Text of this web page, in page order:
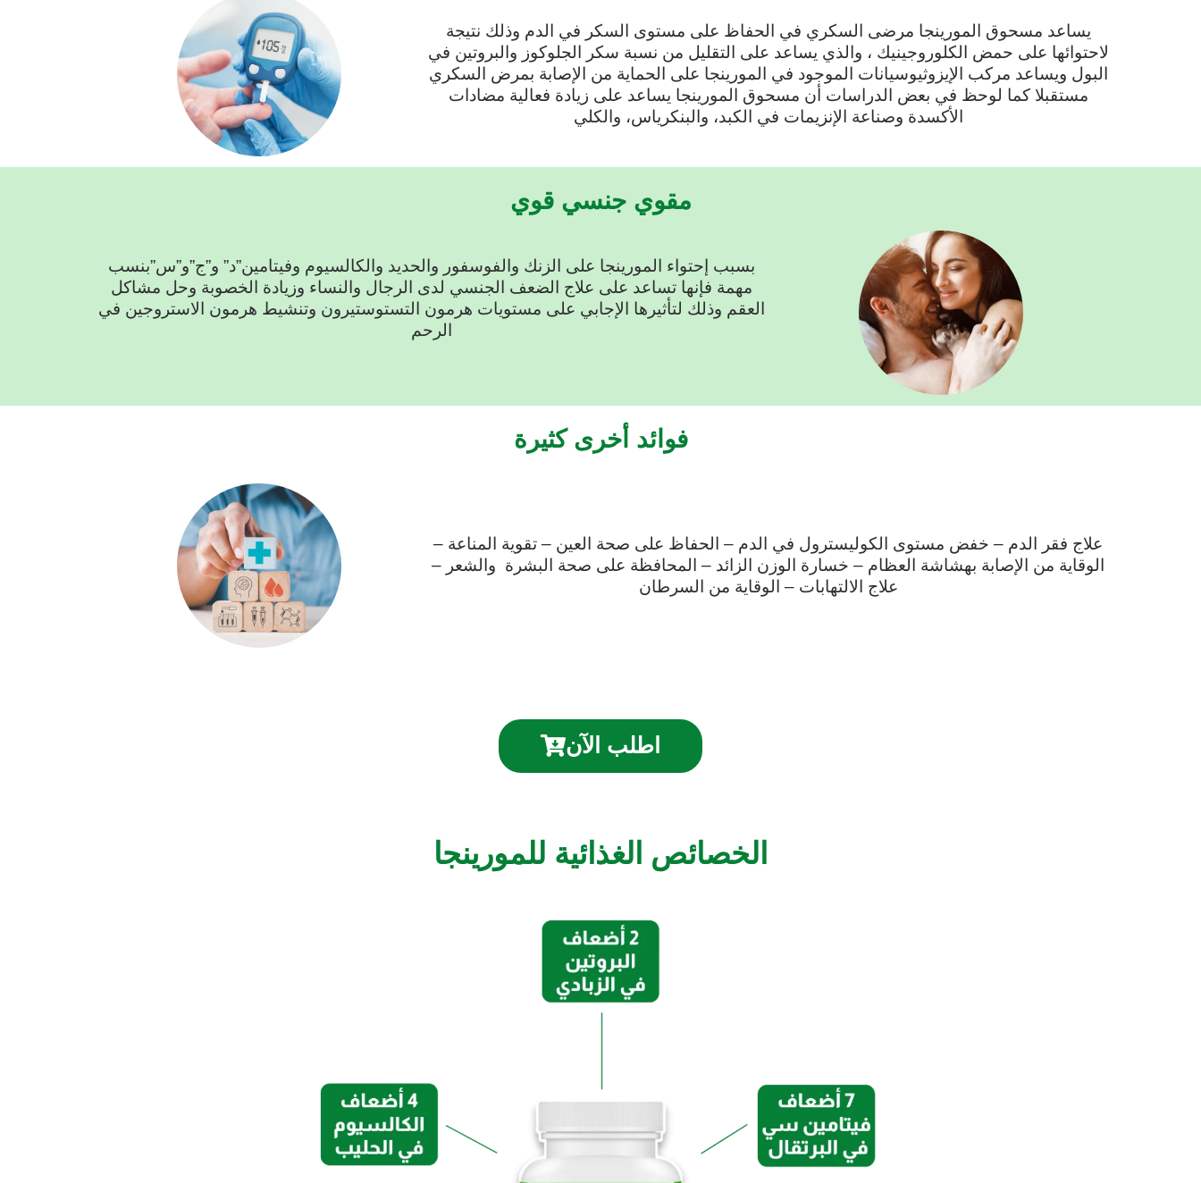
يساعد مسحوق المورينجا مرضى السكري في الحفاظ على مستوى السكر في الدم وذلك نتيجة
لاحتوائها على حمض الكلوروجينيك ، والذي يساعد على التقليل من نسبة سكر الجلوكوز والبروتين في
البول ويساعد مركب الإيزوثيوسيانات الموجود في المورينجا على الحماية من الإصابة بمرض السكري
مستقبلا كما لوحظ في بعض الدراسات أن مسحوق المورينجا يساعد على زيادة فعالية مضادات
الأكسدة وصناعة الإنزيمات في الكبد، والبنكرياس، والكلي
مقوي جنسي قوي
بسبب إحتواء المورينجا على الزنك والفوسفور والحديد والكالسيوم وفيتامين”د” و”ج”و”س”بنسب
مهمة فإنها تساعد على علاج الضعف الجنسي لدى الرجال والنساء وزيادة الخصوبة وحل مشاكل
العقم وذلك لتأثيرها الإجابي على مستويات هرمون التستوستيرون وتنشيط هرمون الاستروجين في
الرحم
فوائد أخرى كثيرة
علاج فقر الدم – خفض مستوى الكوليسترول في الدم – الحفاظ على صحة العين – تقوية المناعة –
الوقاية من الإصابة بهشاشة العظام – خسارة الوزن الزائد – المحافظة على صحة البشرة والشعر –
علاج الالتهابات – الوقاية من السرطان
اطلب الآن
الخصائص الغذائية للمورينجا